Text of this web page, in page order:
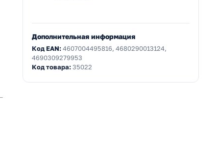
Дополнительная информация
Код EAN:4607004495816, 4680290013124,
4690309279953
Код товара:35022